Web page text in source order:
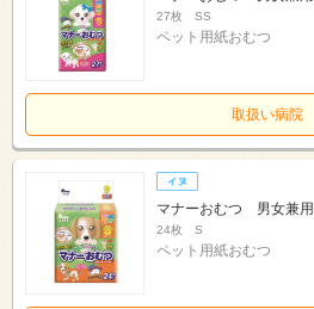
27枚 SS
ペット用紙おむつ
取扱い病院
マナーおむつ 男女兼用
24枚 S
ペット用紙おむつ